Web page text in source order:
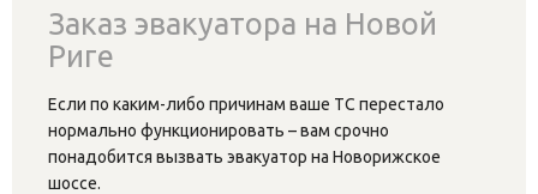
Заказ эвакуатора на Новой
Риге
Если по каким-либо причинам ваше ТС перестало
нормально функционировать – вам срочно
понадобится вызвать эвакуатор на Новорижское
шоссе.